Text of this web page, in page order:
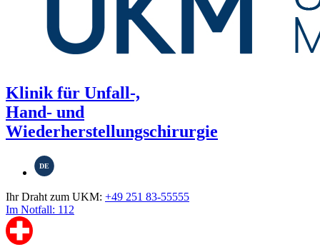
Klinik für Unfall-,
Hand- und
Wiederherstellungschirurgie
DE
Ihr Draht zum UKM: +49 251 83-55555
Im Notfall: 112